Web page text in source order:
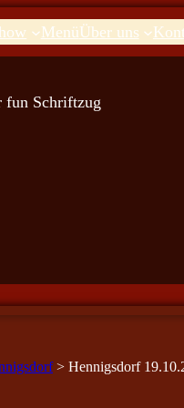
MenüÜber uns
> Hennigsdorf